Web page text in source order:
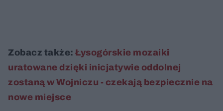
Zobacz także: Łysogórskie mozaiki
uratowane dzięki inicjatywie oddolnej
zostaną w Wojniczu - czekają bezpiecznie na
nowe miejsce